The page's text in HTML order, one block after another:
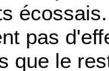
pas
que le